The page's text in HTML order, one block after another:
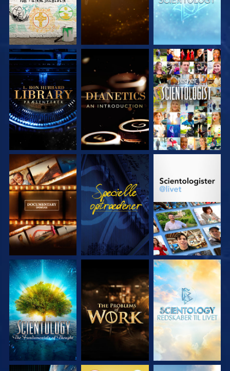
UDFORSK SERIEN UDFORSK SERIEN SE
UDFORSK SERIEN SE UDFORSK SERIEN
UDFORSK SERIEN UDFORSK SERIEN UDFORSK SERIEN